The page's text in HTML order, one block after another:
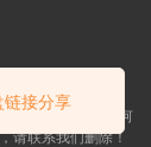
服务器不储存任何
请联系我们删除！
接分享